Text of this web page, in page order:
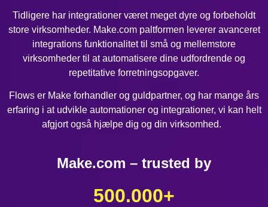
Tidligere har integrationer været meget dyre og forbeholdt
store virksomheder. Make.com paltformen leverer avanceret
integrations funktionalitet til små og mellemstore
virksomheder til at automatisere dine udfordrende og
repetitative forretningsopgaver.
Flows er Make forhandler og guldpartner, og har mange års
erfaring i at udvikle automationer og integrationer, vi kan helt
afgjort også hjælpe dig og din virksomhed.
Make.com – trusted by
500.000+